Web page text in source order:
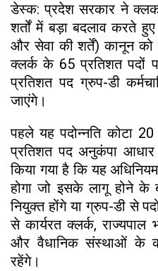
डेस्क: प्रदेश सरकार ने
शर्तों में बड़ा बदलाव करते हुए
और सेवा की शर्तें) कानून
क्लर्क के 65 प्रतिशत पदों
प्रतिशत पद ग्रुप-डी
जाएंगे।
पहले यह पदोन्नति कोटा
प्रतिशत पद अनुकंपा
किया गया है कि यह
होगा जो इसके लागू होने के
नियुक्त होंगे या ग्रुप-डी से
से कार्यरत क्लर्क,
और वैधानिक संस्थाओं के
रहेंगे।